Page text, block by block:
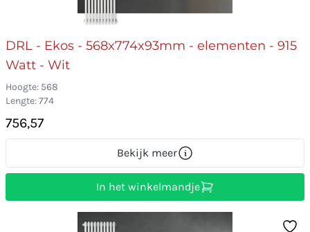
DRL - Ekos - 568x774x93mm - elementen - 915
Watt - Wit
Hoogte: 568
Lengte: 774
756,57
Bekijk meer
In het winkelmandje